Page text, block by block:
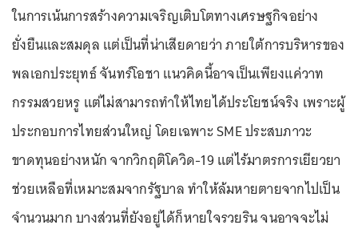
ในการเน้นการสร้างความเจริญเติบโตทางเศรษฐกิจอย่าง
ยั่งยืนและสมดุล แต่เป็นที่น่าเสียดายว่า ภายใต้การบริหารของ
พลเอกประยุทธ์ จันทร์โอชา แนวคิดนี้อาจเป็นเพียงแค่วาท
กรรมสวยหรู แต่ไม่สามารถทำให้ไทยได้ประโยชน์จริง เพราะผู้
ประกอบการไทยส่วนใหญ่ โดยเฉพาะ SME ประสบภาวะ
ขาดทุนอย่างหนัก จากวิกฤติโควิด-19 แต่ไร้มาตรการเยียวยา
ช่วยเหลือที่เหมาะสมจากรัฐบาล ทำให้ล้มหายตายจากไปเป็น
จำนวนมาก บางส่วนที่ยังอยู่ได้ก็หายใจรวยริน จนอาจจะไม่